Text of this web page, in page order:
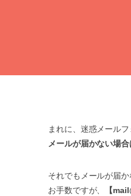
まれに、迷惑メール
メールが届かない場
それでもメールが届
お手数ですが、
【